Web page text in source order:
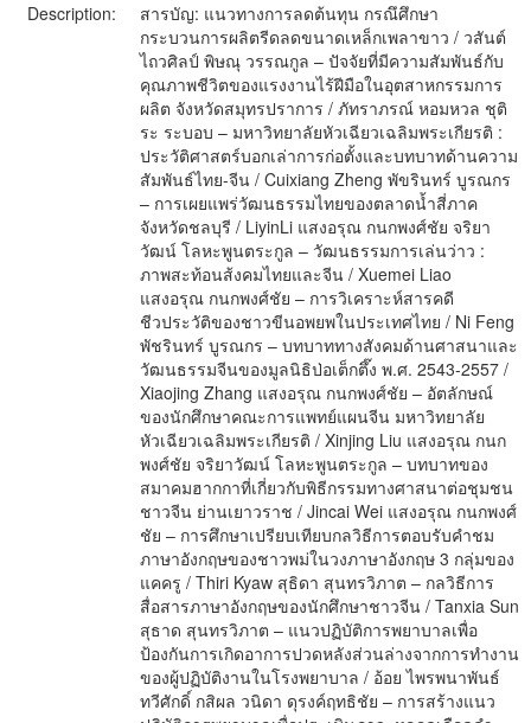
Description:
สารบัญ: แนวทางการลดต้นทุน กรณึศึกษา
กระบวนการผลิตรีดลดขนาดเหล็กเพลาขาว / วสันต์
ไถวศิลป์ พิษณุ วรรณกูล – ปัจจัยที่มีความสัมพันธ์กับ
คุณภาพชีวิตของแรงงานไร้ฝีมือในอุตสาหกรรมการ
ผลิต จังหวัดสมุทรปราการ / ภัทราภรณ์ หอมหวล ชุติ
ระ ระบอบ – มหาวิทยาลัยหัวเฉียวเฉลิมพระเกียรติ :
ประวัติศาสตร์บอกเล่าการก่อตั้งและบทบาทด้านความ
สัมพันธ์ไทย-จีน / Cuixiang Zheng พัขรินทร์ บูรณกร
– การเผยแพร่วัฒนธรรมไทยของตลาดน้ำสี่ภาค
จังหวัดชลบุรี / LiyinLi แสงอรุณ กนกพงศ์ชัย จริยา
วัฒน์ โลหะพูนตระกูล – วัฒนธรรมการเล่นว่าว :
ภาพสะท้อนส้งคมไทยและจีน / Xuemei Liao
แสงอรุณ กนกพงศ์ชัย – การวิเคราะห์สารคดี
ชีวประวัติของชาวขีนอพยพในประเทศไทย / Ni Feng
พัชรินทร์ บูรณกร – บทบาททางสังคมด้านศาสนาและ
วัฒนธรรมจีนของมูลนิธิป่อเต็กตึ๊ง พ.ศ. 2543-2557 /
Xiaojing Zhang แสงอรุณ กนกพงศ์ชัย – อัตลักษณ์
ของนักศึกษาคณะการแพทย์แผนจีน มหาวิทยาลัย
หัวเฉียวเฉลิมพระเกียรติ / Xinjing Liu แสงอรุณ กนก
พงศ์ชัย จริยาวัฒน์ โลหะพูนตระกูล – บทบาทของ
สมาคมฮากกาที่เกี่ยวกับพิธีกรรมทางศาสนาต่อชุมชน
ชาวจีน ย่านเยาวราช / Jincai Wei แสงอรุณ กนกพงศ์
ชัย – การศึกษาเปรียบเทียบกลวิธีการตอบรับคำชม
ภาษาอังกฤษของชาวพม่ในวงภาษาอังกฤษ 3 กลุ่มของ
แคครู / Thiri Kyaw สุธิดา สุนทรวิภาต – กลวิธีการ
สื่อสารภาษาอังกฤษของนักศึกษาชาวจีน / Tanxia Sun
สุธาด สุนทรวิภาต – แนวปฏิบัติการพยาบาลเพื่อ
ป้องกันการเกิดอาการปวดหลังส่วนล่างจากการทำงาน
ของผู้ปฏิบัติงานในโรงพยาบาล / อ้อย ไพรพนาพันธ์
ทวีศักดิ์ กสิผล วนิดา ดุรงค์ฤทธิชัย – การสร้างแนว